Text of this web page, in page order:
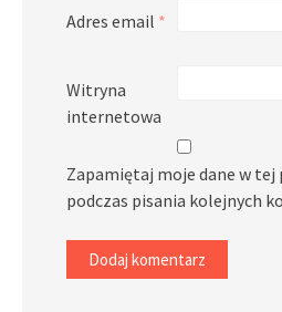
Adres email *
Witryna
internetowa
Zapamiętaj moje dane w tej
podczas pisania kolejnych